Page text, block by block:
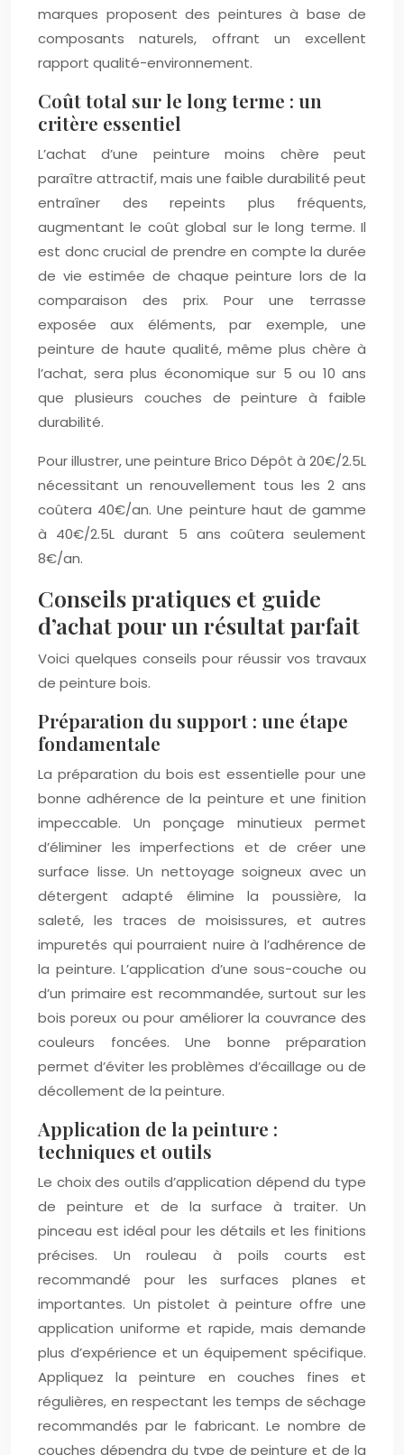
marques proposent des peintures à base de
composants naturels, offrant un excellent
rapport qualité-environnement.
Coût total sur le long terme : un
critère essentiel
L’achat d’une peinture moins chère peut
paraître attractif, mais une faible durabilité peut
entraîner des repeints plus fréquents,
augmentant le coût global sur le long terme. Il
est donc crucial de prendre en compte la durée
de vie estimée de chaque peinture lors de la
comparaison des prix. Pour une terrasse
exposée aux éléments, par exemple, une
peinture de haute qualité, même plus chère à
l’achat, sera plus économique sur 5 ou 10 ans
que plusieurs couches de peinture à faible
durabilité.
Pour illustrer, une peinture Brico Dépôt à 20€/2.5L
nécessitant un renouvellement tous les 2 ans
coûtera 40€/an. Une peinture haut de gamme
à 40€/2.5L durant 5 ans coûtera seulement
8€/an.
Conseils pratiques et guide
d’achat pour un résultat parfait
Voici quelques conseils pour réussir vos travaux
de peinture bois.
Préparation du support : une étape
fondamentale
La préparation du bois est essentielle pour une
bonne adhérence de la peinture et une finition
impeccable. Un ponçage minutieux permet
d’éliminer les imperfections et de créer une
surface lisse. Un nettoyage soigneux avec un
détergent adapté élimine la poussière, la
saleté, les traces de moisissures, et autres
impuretés qui pourraient nuire à l’adhérence de
la peinture. L’application d’une sous-couche ou
d’un primaire est recommandée, surtout sur les
bois poreux ou pour améliorer la couvrance des
couleurs foncées. Une bonne préparation
permet d’éviter les problèmes d’écaillage ou de
décollement de la peinture.
Application de la peinture :
techniques et outils
Le choix des outils d’application dépend du type
de peinture et de la surface à traiter. Un
pinceau est idéal pour les détails et les finitions
précises. Un rouleau à poils courts est
recommandé pour les surfaces planes et
importantes. Un pistolet à peinture offre une
application uniforme et rapide, mais demande
plus d’expérience et un équipement spécifique.
Appliquez la peinture en couches fines et
régulières, en respectant les temps de séchage
recommandés par le fabricant. Le nombre de
couches dépendra du type de peinture et de la